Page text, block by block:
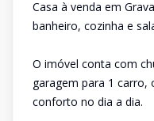
Casa à venda em
banheiro, cozinha e
O imóvel conta com
garagem para 1 carro,
conforto no dia a dia.